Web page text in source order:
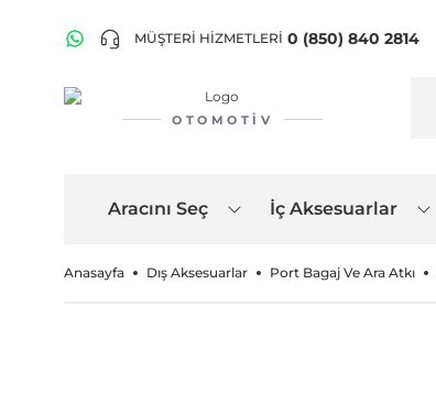
MÜŞTERİ HİZMETLERİ 0 (850) 840 2814
OTOMOTIV
Aracını Seç İç Aksesuarlar
Anasayfa Dış Aksesuarlar Port Bagaj Ve Ara Atkı